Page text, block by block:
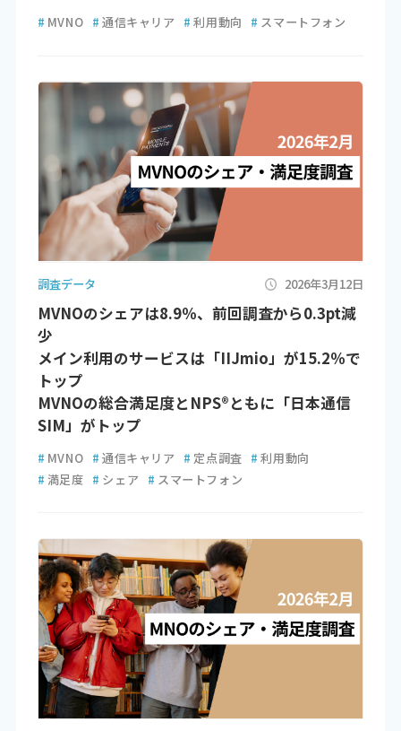
# MVNO # 通信キャリア # 利用動向 # スマートフォン
調査データ 2026年3月12日
MVNOのシェアは8.9％、前回調査から0.3pt減
少
メイン利用のサービスは「IIJmio」が15.2％で
トップ
MVNOの総合満足度とNPS®ともに「日本通信
SIM」がトップ
# MVNO # 通信キャリア # 定点調査 # 利用動向
# 満足度 # シェア # スマートフォン